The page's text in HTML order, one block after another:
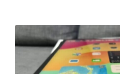
ดา บางรัก แจ้งวัฒนะ บางแค วัชรพล ร
บริการรับซื้อมือถือ iPhone Samsung
รัชดา บางรัก แจ้งวัฒนะ บางแค วัชรพล
ซื้อไอแพดบางพลี บริการรับซื้อมือถือ
พื้นที่ ลาดพร้าว รัชดา บางรัก แจ้งวัฒนะ